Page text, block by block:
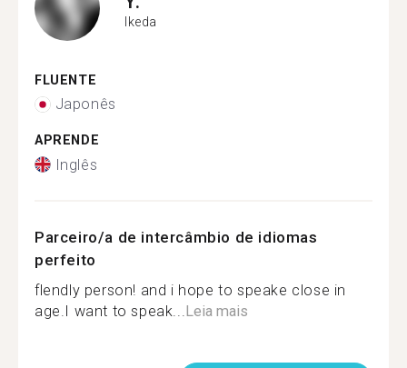
Ikeda
FLUENTE
Japonês
APRENDE
Inglês
Parceiro/a de intercâmbio de idiomas
perfeito
flendly person! and i hope to speake close in
age.I want to speak... Leia mais